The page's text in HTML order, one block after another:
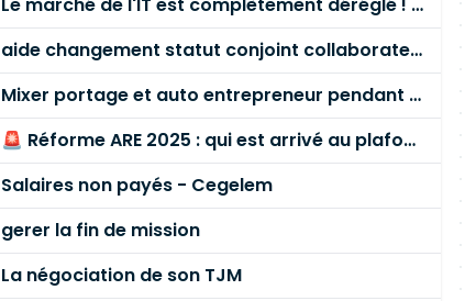
aide changement statut conjoint collaborateur
Mixer portage et auto entrepreneur pendant des années - quel risque ?
🚨 Réforme ARE 2025 : qui est arrivé au plafond des 60 % en gardant son entreprise ?
Salaires non payés - Cegelem
gerer la fin de mission
La négociation de son TJM